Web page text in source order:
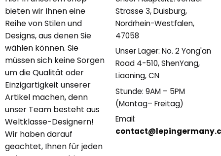
bieten wir Ihnen eine
Reihe von Stilen und
Designs, aus denen Sie
wählen können. Sie
müssen sich keine Sorgen
um die Qualität oder
Einzigartigkeit unserer
Artikel machen, denn
unser Team besteht aus
Weltklasse-Designern!
Wir haben darauf
geachtet, Ihnen für jeden
Strasse 3, Duisburg,
Nordrhein-Westfalen,
47058
Unser Lager: No. 2 Yong'an
Road 4-510, ShenYang,
Liaoning, CN
Stunde: 9AM – 5PM
(Montag– Freitag)
Email: